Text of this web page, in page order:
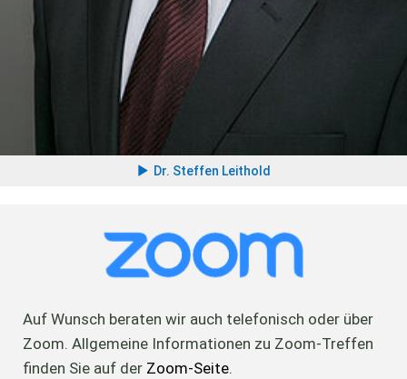
Dr. Steffen Leithold
Auf Wunsch beraten wir auch telefonisch oder über
Zoom. Allgemeine Informationen zu Zoom-Treffen
finden Sie auf der Zoom-Seite.